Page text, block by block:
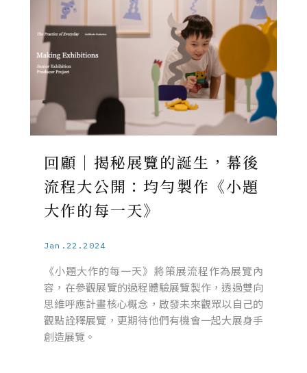
回顧｜揭秘展覽的誕生，幕後
流程大公開：均勻製作《小題
大作的每一天》
Jan.22.2024
《小題大作的每一天》將策展流程作為展覽內
容，在參觀展覽的過程體驗展覽製作，透過雙向
思維呼應計畫核心概念，啟發未來觀眾以自己的
觀點詮釋展覽，更期待他們有機會一起大展身手
創造展覽。